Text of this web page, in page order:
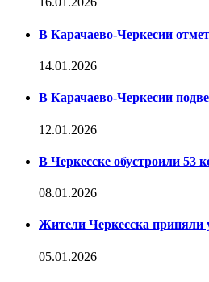
В Карачаево-Черкесии
14.01.2026
В Карачаево-Черкесии
12.01.2026
В Черкесске обустроили 53
08.01.2026
Жители Черкесска приняли
05.01.2026